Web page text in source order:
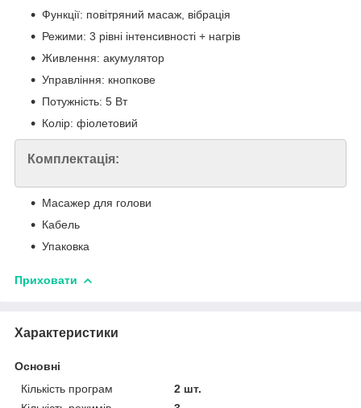
Функції: повітряний масаж, вібрація
Режими: 3 рівні інтенсивності + нагрів
Живлення: акумулятор
Управління: кнопкове
Потужність: 5 Вт
Колір: фіолетовий
Комплектація:
Масажер для голови
Кабель
Упаковка
Приховати
Характеристики
Основні
Кількість програм
2 шт.